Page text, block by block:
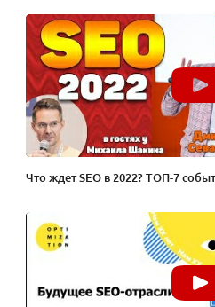
Что ждет SEO в 2022? ТОП-7